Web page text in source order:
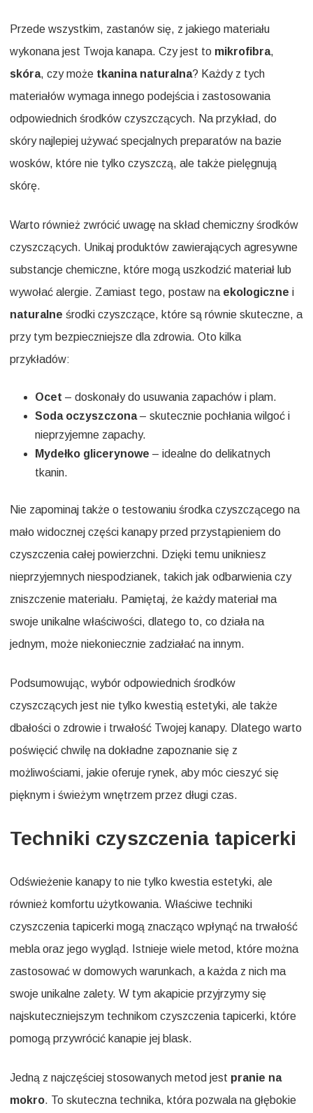
Przede wszystkim, zastanów się, z jakiego materiału
wykonana jest Twoja kanapa. Czy jest to mikrofibra,
skóra, czy może tkanina naturalna? Każdy z tych
materiałów wymaga innego podejścia i zastosowania
odpowiednich środków czyszczących. Na przykład, do
skóry najlepiej używać specjalnych preparatów na bazie
wosków, które nie tylko czyszczą, ale także pielęgnują
skórę.
Warto również zwrócić uwagę na skład chemiczny środków
czyszczących. Unikaj produktów zawierających agresywne
substancje chemiczne, które mogą uszkodzić materiał lub
wywołać alergie. Zamiast tego, postaw na ekologiczne i
naturalne środki czyszczące, które są równie skuteczne, a
przy tym bezpieczniejsze dla zdrowia. Oto kilka
przykładów:
Ocet – doskonały do usuwania zapachów i plam.
Soda oczyszczona– skutecznie pochłania wilgoć i
nieprzyjemne zapachy.
Mydełko glicerynowe – idealne do delikatnych
tkanin.
Nie zapominaj także o testowaniu środka czyszczącego na
mało widocznej części kanapy przed przystąpieniem do
czyszczenia całej powierzchni. Dzięki temu unikniesz
nieprzyjemnych niespodzianek, takich jak odbarwienia czy
zniszczenie materiału. Pamiętaj, że każdy materiał ma
swoje unikalne właściwości, dlatego to, co działa na
jednym, może niekoniecznie zadziałać na innym.
Podsumowując, wybór odpowiednich środków
czyszczących jest nie tylko kwestią estetyki, ale także
dbałości o zdrowie i trwałość Twojej kanapy. Dlatego warto
poświęcić chwilę na dokładne zapoznanie się z
możliwościami, jakie oferuje rynek, aby móc cieszyć się
pięknym i świeżym wnętrzem przez długi czas.
Techniki czyszczenia tapicerki
Odświeżenie kanapy to nie tylko kwestia estetyki, ale
również komfortu użytkowania. Właściwe techniki
czyszczenia tapicerki mogą znacząco wpłynąć na trwałość
mebla oraz jego wygląd. Istnieje wiele metod, które można
zastosować w domowych warunkach, a każda z nich ma
swoje unikalne zalety. W tym akapicie przyjrzymy się
najskuteczniejszym technikom czyszczenia tapicerki, które
pomogą przywrócić kanapie jej blask.
Jedną z najczęściej stosowanych metod jest pranie na
mokro. To skuteczna technika, która pozwala na głębokie